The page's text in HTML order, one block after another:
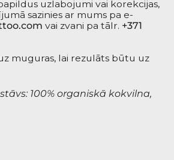
uzlabojumi vai korekcijas,
sazinies ar mums pa e-
vai zvani pa tālr. +371
muguras, lai rezulāts būtu uz
100% organiskā kokvilna,